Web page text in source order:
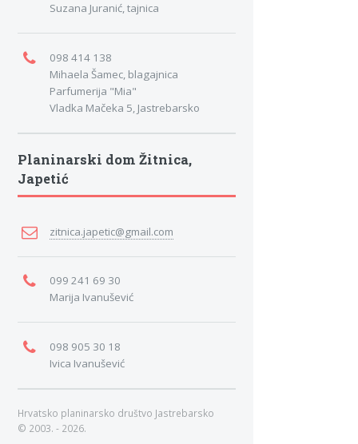
Suzana Juranić, tajnica
098 414 138
Mihaela Šamec, blagajnica
Parfumerija "Mia"
Vladka Mačeka 5, Jastrebarsko
Planinarski dom Žitnica,
Japetić
zitnica.japetic@gmail.com
099 241 69 30
Marija Ivanušević
098 905 30 18
Ivica Ivanušević
Hrvatsko planinarsko društvo Jastrebarsko
© 2003. - 2026.